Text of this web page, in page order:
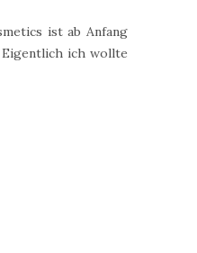
ist ab Anfang
ich wollte